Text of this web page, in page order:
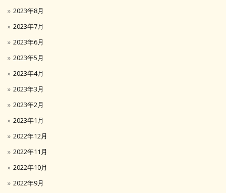
2023年8月
2023年7月
2023年6月
2023年5月
2023年4月
2023年3月
2023年2月
2023年1月
2022年12月
2022年11月
2022年10月
2022年9月